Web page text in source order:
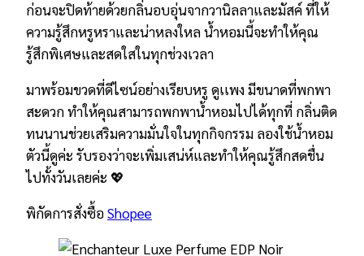
ก่อนจะปิดท้ายด้วยกลิ่นอบอุ่นจากวานิลลาและมัสค์ ที่ให้
ความรู้สึกหรูหราและน่าหลงใหล น้ำหอมนี้จะทำให้คุณ
รู้สึกพิเศษและสดใสในทุกช่วงเวลา
มาพร้อมขวดที่ดีไซน์อย่างเรียบหรู ดูเเพง มีขนาดที่พกพา
สะดวก ทำให้คุณสามารถพกพาน้ำหอมไปได้ทุกที่ กลิ่นติด
ทนนานช่วยเสริมความมั่นใจในทุกกิจกรรม ลองใช้น้ำหอม
ตัวนี้ดูค่ะ รับรองว่าจะเพิ่มเสน่ห์และทำให้คุณรู้สึกสดชื่น
ไปทั้งวันเลยค่ะ 💖
พิกัดการสั่งซื้อShopee